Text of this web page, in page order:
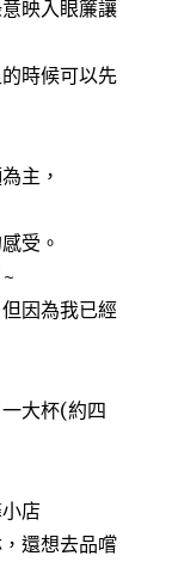
映入眼簾讓
時候可以先
主，
受。
因為我已經
大杯(約四
店
還想去品嚐